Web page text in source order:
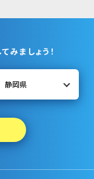
みましょう！